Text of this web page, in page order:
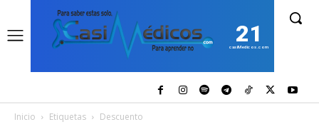
21
casiMedicos.com
Inicio Etiquetas Descuento